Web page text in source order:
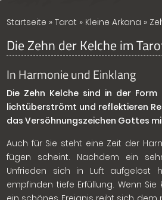
Startseite » Tarot » Kleine Arkana »
Die Zehn der Kelche im
In Harmonie und Einklang
Die Zehn Kelche sind in der
lichtüberströmt und reflektieren
das Versöhnungszeichen Gottes
Auch für Sie steht eine Zeit der
fügen scheint. Nachdem ein
Unfrieden sich in Luft aufgelöst
empfinden tiefe Erfüllung. Wenn